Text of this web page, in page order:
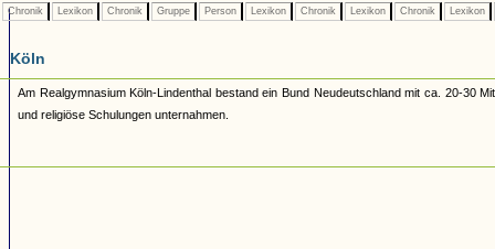
Chronik Lexikon Chronik Gruppe Person Lexikon Chronik Lexikon Chronik Lexikon
Köln
Am Realgymnasium Köln-Lindenthal bestand ein Bund Neudeutschland mit ca. 20-30
und religiöse Schulungen unternahmen.